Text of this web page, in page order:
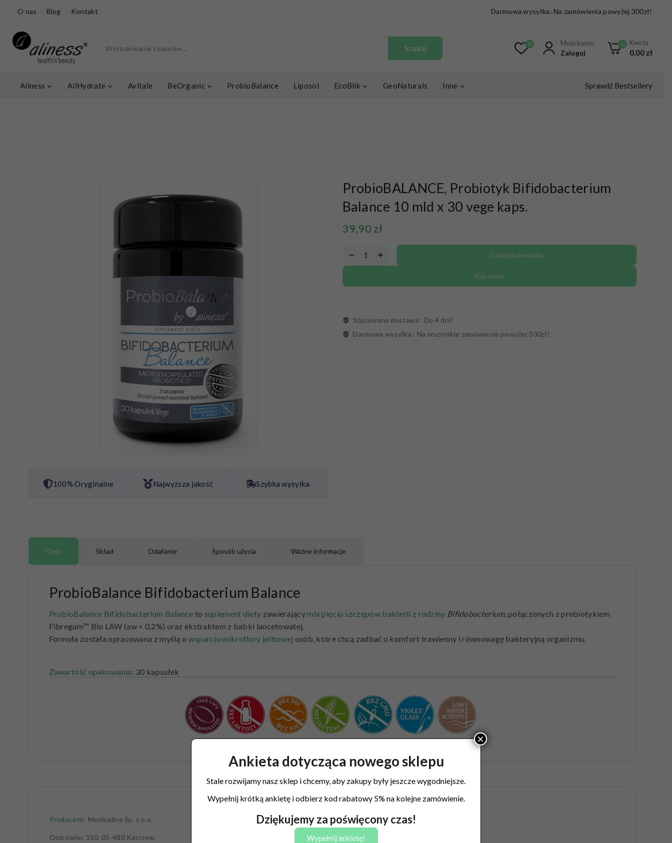
O nas Blog Kontakt Darmowa wysyłka: Na zamówienia powyżej 300zł!
Szukaj 0 Moje konto
Zaloguj
0 Kwota
0,00 zł
Aliness AllHydrate Avitale BeOrganic ProbioBalance Liposol EcoBlik GeoNaturals Inne Sprawdź Bestsellery
100% Oryginalne Najwyższa jakość Szybka wysyłka
ProbioBALANCE, Probiotyk Bifidobacterium
Balance 10 mld x 30 vege kaps.
39,90 zł
Dodaj do koszyka
Kup teraz
Szacowana dostawa : Do 4 dni!
Darmowa wysyłka : Na wszystkie zamówienia powyżej 300zł!
Opis Skład Działanie Sposób użycia Ważne informacje
ProbioBalance Bifidobacterium Balance
ProbioBalance Bifidobacterium Balance to suplement diety zawierającymix pięciu szczepów bakterii z rodziny Bifidobacterium, połączonych z prebiotykiem
Fibregum™ Bio LAW (aw < 0,2%) oraz ekstraktem z babki lancetowatej.
Formuła została opracowana z myślą o wsparciu mikroflory jelitowej osób, które chcą zadbać o komfort trawienny i równowagę bakteryjną organizmu.
Zawartość opakowania: 30 kapsułek
Producent: Medicaline Sp. z o.o.
Ostrówiec 150, 05-480 Karczew
Ankieta dotycząca nowego sklepu
Stale rozwijamy nasz sklep i chcemy, aby zakupy były jeszcze wygodniejsze.
Wypełnij krótką ankietę i odbierz kod rabatowy 5% na kolejne zamówienie.
Dziękujemy za poświęcony czas!
Wypełnij ankietę!
×